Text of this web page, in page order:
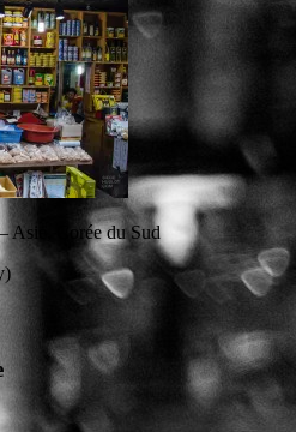
Asie, Corée du Sud